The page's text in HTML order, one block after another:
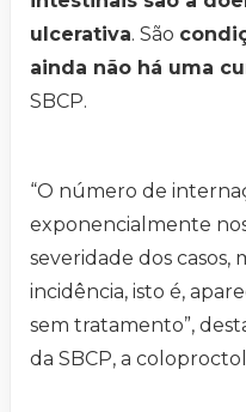
ulcerativa. São
ainda não há uma
SBCP.
“O número de
exponencialmente
severidade dos
incidência, isto é,
sem tratamento”,
da SBCP, a